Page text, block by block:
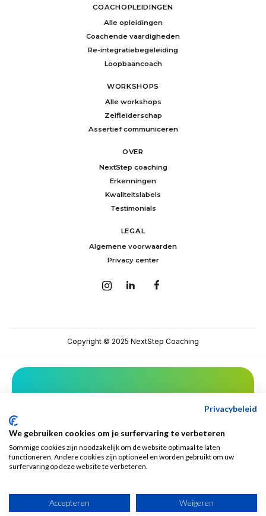
COACHOPLEIDINGEN
Alle opleidingen
Coachende vaardigheden
Re-integratiebegeleiding
Loopbaancoach
WORKSHOPS
Alle workshops
Zelfleiderschap
Assertief communiceren
OVER
NextStep coaching
Erkenningen
Kwaliteitslabels
Testimonials
LEGAL
Algemene voorwaarden
Privacy center
Copyright © 2025 NextStep Coaching
Privacybeleid
We gebruiken cookies om je surfervaring te verbeteren
Sommige cookies zijn noodzakelijk om de website optimaal te laten
functioneren. Andere cookies zijn optioneel en worden gebruikt om uw
surfervaring op deze website te verbeteren.
Accepteren Weigeren